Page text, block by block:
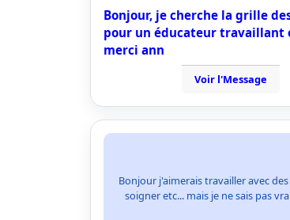
Bonjour, je cherche la grille
pour un éducateur travaillant
merci ann
Voir l'Message
Bonjour j'aimerais travailler avec
soigner etc... mais je ne sais pas